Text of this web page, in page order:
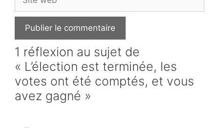
web
1 réflexion au sujet de
« L’élection est terminée, les
votes ont été comptés, et vous
avez gagné »